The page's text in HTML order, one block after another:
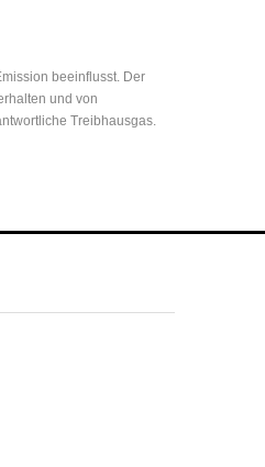
beeinflusst. Der
und von
Treibhausgas.